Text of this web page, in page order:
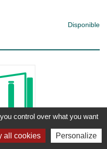
Disponible
control over what you want
all cookies Personalize